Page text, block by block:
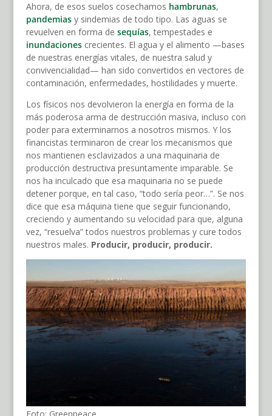
Ahora, de esos suelos cosechamos hambrunas,
pandemiasy sindemias de todo tipo. Las aguas se
revuelven en forma de sequías, tempestades e
inundacionescrecientes. El agua y el alimento —bases
de nuestras energías vitales, de nuestra salud y
convivencialidad— han sido convertidos en vectores de
contaminación, enfermedades, hostilidades y muerte.
Los físicos nos devolvieron la energía en forma de la
más poderosa arma de destrucción masiva, incluso con
poder para exterminarnos a nosotros mismos. Y los
financistas terminaron de crear los mecanismos que
nos mantienen esclavizados a una maquinaria de
producción destructiva presuntamente imparable. Se
nos ha inculcado que esa maquinaria no se puede
detener porque, en tal caso, “todo sería peor…”. Se nos
dice que esa máquina tiene que seguir funcionando,
creciendo y aumentando su velocidad para que, alguna
vez, “resuelva” todos nuestros problemas y cure todos
nuestros males. Producir, producir, producir.